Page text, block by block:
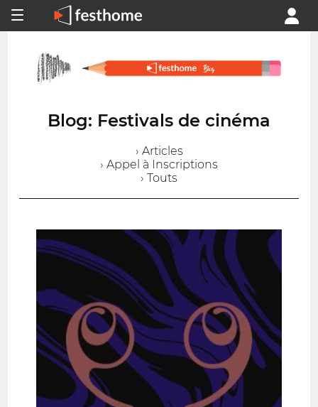
Blog: Festivals de cinéma
› Articles
› Appel à Inscriptions
› Touts